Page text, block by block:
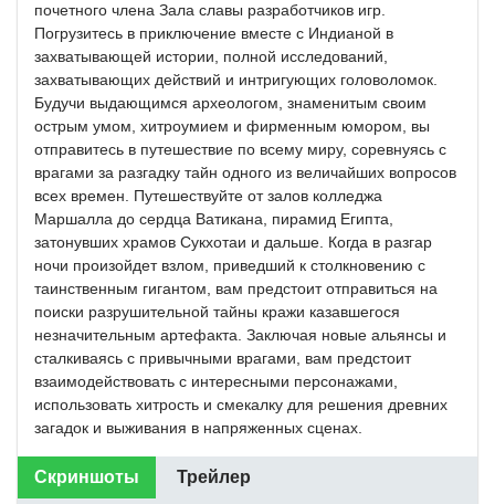
почетного члена Зала славы разработчиков игр.
Погрузитесь в приключение вместе с Индианой в
захватывающей истории, полной исследований,
захватывающих действий и интригующих головоломок.
Будучи выдающимся археологом, знаменитым своим
острым умом, хитроумием и фирменным юмором, вы
отправитесь в путешествие по всему миру, соревнуясь с
врагами за разгадку тайн одного из величайших вопросов
всех времен. Путешествуйте от залов колледжа
Маршалла до сердца Ватикана, пирамид Египта,
затонувших храмов Сукхотаи и дальше. Когда в разгар
ночи произойдет взлом, приведший к столкновению с
таинственным гигантом, вам предстоит отправиться на
поиски разрушительной тайны кражи казавшегося
незначительным артефакта. Заключая новые альянсы и
сталкиваясь с привычными врагами, вам предстоит
взаимодействовать с интересными персонажами,
использовать хитрость и смекалку для решения древних
загадок и выживания в напряженных сценах.
Скриншоты Трейлер